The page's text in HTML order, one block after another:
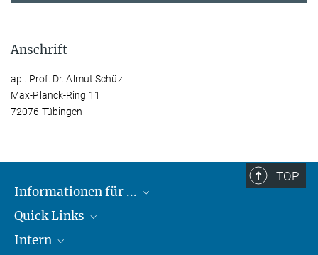
Anschrift
apl. Prof. Dr. Almut Schüz
Max-Planck-Ring 11
72076 Tübingen
TOP
Informationen für ...
Lieferanten
Studierende
Quick Links
Max-Planck-Gesellschaft
Intern